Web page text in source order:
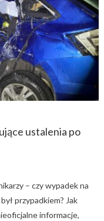
ustalenia po
– czy wypadek na
przypadkiem? Jak
informacje,